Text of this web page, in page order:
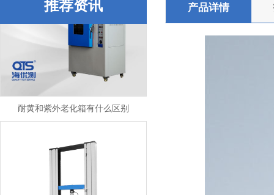
产品详情
推荐资讯
耐黄和紫外老化箱有什么区别